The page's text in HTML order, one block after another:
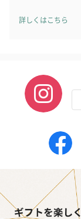
詳しくはこちら